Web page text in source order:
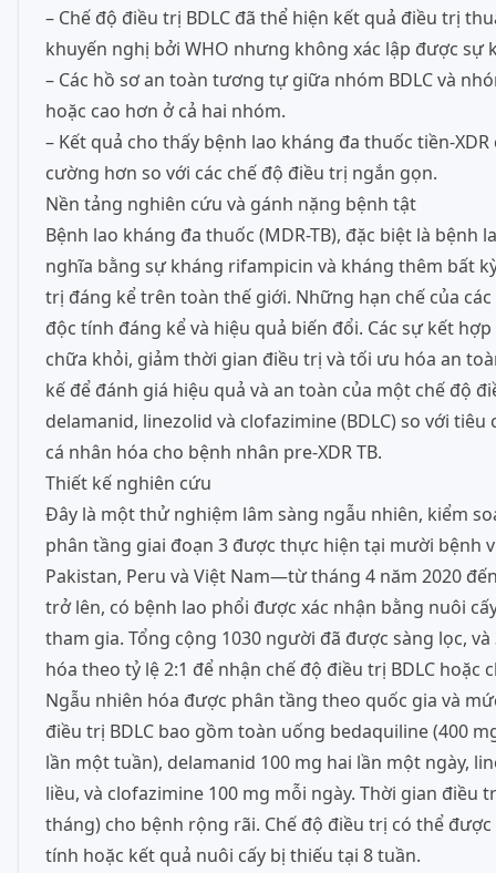
– Chế độ điều trị BDLC đã thể hiện kết quả điều trị
khuyến nghị bởi WHO nhưng không xác lập được sự
– Các hồ sơ an toàn tương tự giữa nhóm BDLC và
hoặc cao hơn ở cả hai nhóm.
– Kết quả cho thấy bệnh lao kháng đa thuốc tiền-
cường hơn so với các chế độ điều trị ngắn gọn.
Nền tảng nghiên cứu và gánh nặng bệnh tật
Bệnh lao kháng đa thuốc (MDR-TB), đặc biệt là bệnh
nghĩa bằng sự kháng rifampicin và kháng thêm bất
trị đáng kể trên toàn thế giới. Những hạn chế của
độc tính đáng kể và hiệu quả biến đổi. Các sự kết
chữa khỏi, giảm thời gian điều trị và tối ưu hóa an
kế để đánh giá hiệu quả và an toàn của một chế độ
delamanid, linezolid và clofazimine (BDLC) so với
cá nhân hóa cho bệnh nhân pre-XDR TB.
Thiết kế nghiên cứu
Đây là một thử nghiệm lâm sàng ngẫu nhiên, kiểm
phân tầng giai đoạn 3 được thực hiện tại mười bệnh
Pakistan, Peru và Việt Nam—từ tháng 4 năm 2020
trở lên, có bệnh lao phổi được xác nhận bằng nuôi
tham gia. Tổng cộng 1030 người đã được sàng lọc,
hóa theo tỷ lệ 2:1 để nhận chế độ điều trị BDLC hoặc
Ngẫu nhiên hóa được phân tầng theo quốc gia và
điều trị BDLC bao gồm toàn uống bedaquiline (400
lần một tuần), delamanid 100 mg hai lần một ngày,
liều, và clofazimine 100 mg mỗi ngày. Thời gian điều
tháng) cho bệnh rộng rãi. Chế độ điều trị có thể
tính hoặc kết quả nuôi cấy bị thiếu tại 8 tuần.